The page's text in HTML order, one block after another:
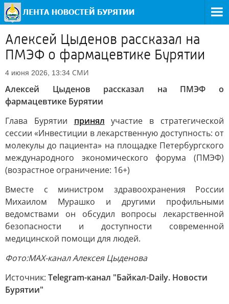
Алексей Цыденов рассказал на
ПМЭФ о фармацевтике Бурятии
4 июня 2026, 13:34 СМИ
Алексей Цыденов рассказал на ПМЭФ о
фармацевтике Бурятии
Глава Бурятии принял участие в стратегической
сессии «Инвестиции в лекарственную доступность: от
молекулы до пациента» на площадке Петербургского
международного экономического форума (ПМЭФ)
(возрастное ограничение: 16+)
Вместе с министром здравоохранения России
Михаилом Мурашко и другими профильными
ведомствами он обсудил вопросы лекарственной
безопасности и доступности современной
медицинской помощи для людей.
Фото:MAX-канал Алексея Цыденова
Источник: Telegram-канал "Байкал-Daily. Новости
Бурятии"